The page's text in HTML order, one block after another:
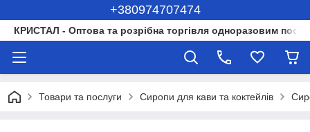
+380974707474
КРИСТАЛ - Оптова та розрібна торгівля одноразовим
Товари та послуги Сиропи для кави та коктейлів